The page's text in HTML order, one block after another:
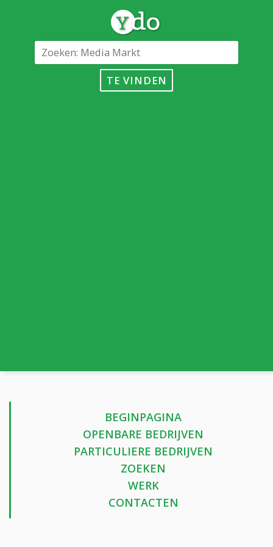
TE VINDEN
BEGINPAGINA
OPENBARE BEDRIJVEN
PARTICULIERE BEDRIJVEN
ZOEKEN
WERK
CONTACTEN